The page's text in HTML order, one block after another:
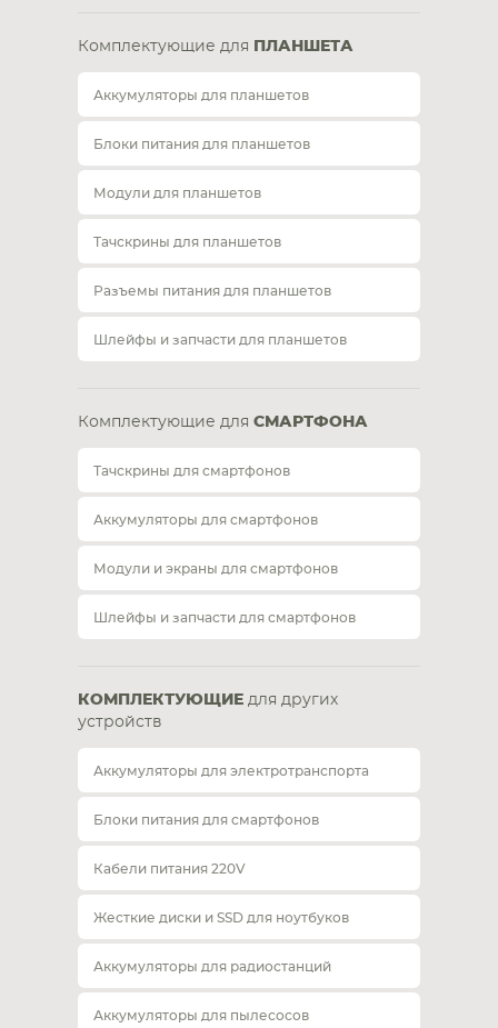
Комплектующие для ПЛАНШЕТА
Аккумуляторы для планшетов
Блоки питания для планшетов
Модули для планшетов
Тачскрины для планшетов
Разъемы питания для планшетов
Шлейфы и запчасти для планшетов
Комплектующие для СМАРТФОНА
Тачскрины для смартфонов
Аккумуляторы для смартфонов
Модули и экраны для смартфонов
Шлейфы и запчасти для смартфонов
КОМПЛЕКТУЮЩИЕ для других
устройств
Аккумуляторы для электротранспорта
Блоки питания для смартфонов
Кабели питания 220V
Жесткие диски и SSD для ноутбуков
Аккумуляторы для радиостанций
Аккумуляторы для пылесосов